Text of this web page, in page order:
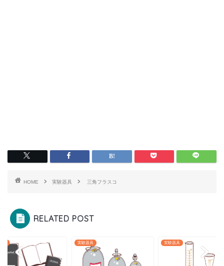
HOME 実験器具 三角フラスコ
RELATED POST
実験器具 実験器具